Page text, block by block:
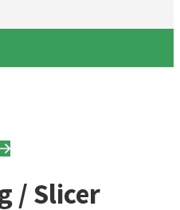
/ Slicer